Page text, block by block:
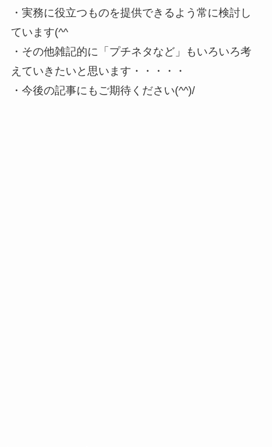
・実務に役立つものを提供できるよう常に検討し
ています(^^ゞ
・その他雑記的に「プチネタなど」もいろいろ考
えていきたいと思います・・・・・
・今後の記事にもご期待ください(^^)/